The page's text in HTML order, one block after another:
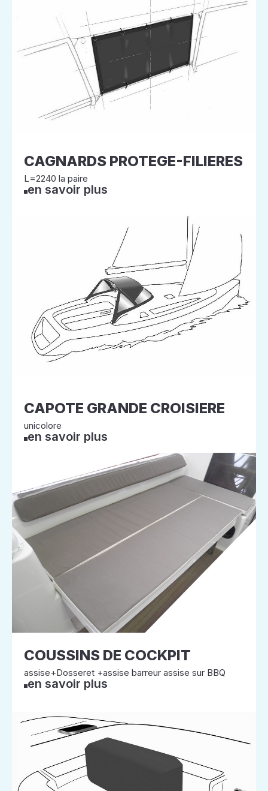
CAGNARDS PROTEGE-FILIERES
L=2240 la paire
en savoir plus
CAPOTE GRANDE CROISIERE
unicolore
en savoir plus
COUSSINS DE COCKPIT
assise+Dosseret +assise barreur assise sur BBQ
en savoir plus